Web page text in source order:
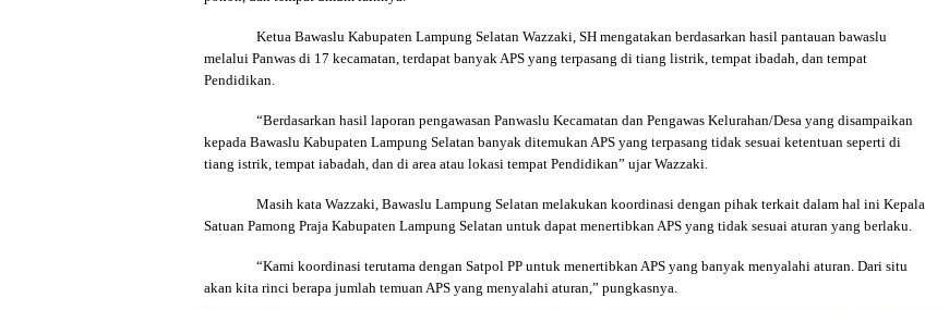
Ketua Bawaslu Kabupaten Lampung Selatan Wazzaki, SH mengatakan berdasarkan hasil pantauan bawaslu
melalui Panwas di 17 kecamatan, terdapat banyak APS yang terpasang di tiang listrik, tempat ibadah, dan tempat
Pendidikan.
“Berdasarkan hasil laporan pengawasan Panwaslu Kecamatan dan Pengawas Kelurahan/Desa yang disampaikan
kepada Bawaslu Kabupaten Lampung Selatan banyak ditemukan APS yang terpasang tidak sesuai ketentuan seperti di
tiang istrik, tempat iabadah, dan di area atau lokasi tempat Pendidikan” ujar Wazzaki.
Masih kata Wazzaki, Bawaslu Lampung Selatan melakukan koordinasi dengan pihak terkait dalam hal ini Kepala
Satuan Pamong Praja Kabupaten Lampung Selatan untuk dapat menertibkan APS yang tidak sesuai aturan yang berlaku.
“Kami koordinasi terutama dengan Satpol PP untuk menertibkan APS yang banyak menyalahi aturan. Dari situ
akan kita rinci berapa jumlah temuan APS yang menyalahi aturan,” pungkasnya.